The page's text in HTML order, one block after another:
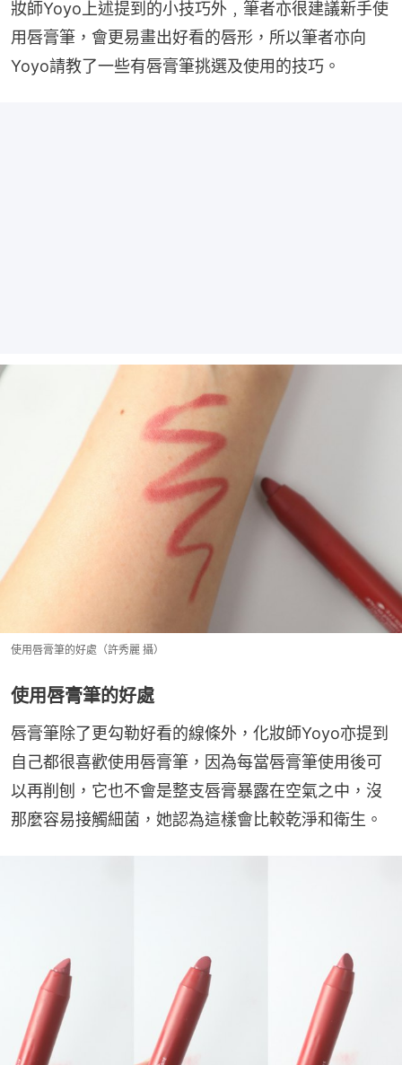
妝師Yoyo上述提到的小技巧外﹐筆者亦很建議新手使
用唇膏筆，會更易畫出好看的唇形，所以筆者亦向
Yoyo請教了一些有唇膏筆挑選及使用的技巧。
使用唇膏筆的好處（許秀麗 攝）
使用唇膏筆的好處
唇膏筆除了更勾勒好看的線條外，化妝師Yoyo亦提到
自己都很喜歡使用唇膏筆，因為每當唇膏筆使用後可
以再削刨，它也不會是整支唇膏暴露在空氣之中，沒
那麼容易接觸細菌，她認為這樣會比較乾淨和衛生。